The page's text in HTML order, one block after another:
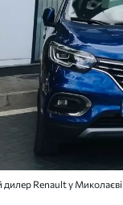
дилер Renault у Миколаєві